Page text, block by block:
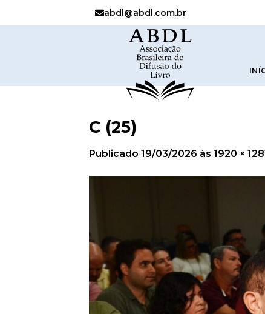
abdl@abdl.com.br
C (25)
Publicado 19/03/2026 às 1920 ×